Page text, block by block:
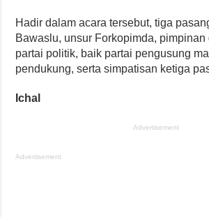
Hadir dalam acara tersebut, tiga
Bawaslu, unsur Forkopimda, pimpinan
partai politik, baik partai pengusung
pendukung, serta simpatisan ketiga
Ichal
Advertisement
Advertisement